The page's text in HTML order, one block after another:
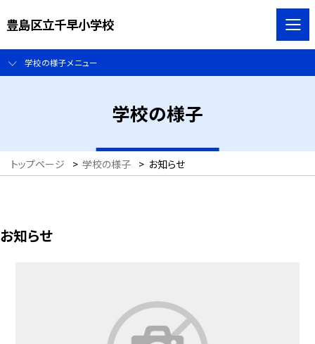
豊島区立千早小学校
学校の様子メニュー
学校の様子
トップページ > 学校の様子 > お知らせ
お知らせ